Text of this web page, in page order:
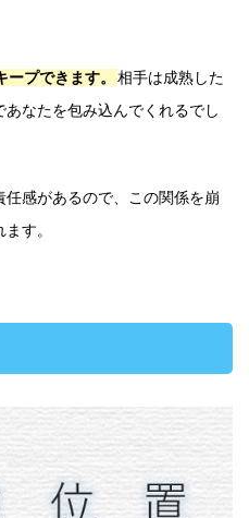
ープできます。
相手は成熟した
なたを包み込んでくれるでし
感があるので、この関係を崩
す。